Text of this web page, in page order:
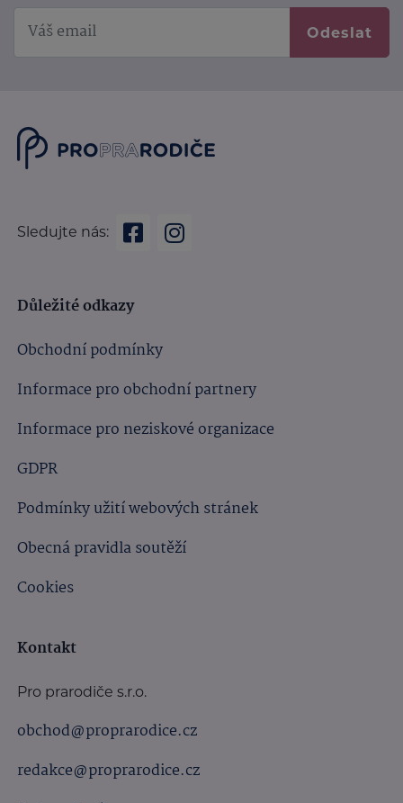
Odeslat
Sledujte nás:
Důležité odkazy
Obchodní podmínky
Informace pro obchodní partnery
Informace pro neziskové organizace
GDPR
Podmínky užití webových stránek
Obecná pravidla soutěží
Cookies
Kontakt
Pro prarodiče s.r.o.
obchod@proprarodice.cz
redakce@proprarodice.cz